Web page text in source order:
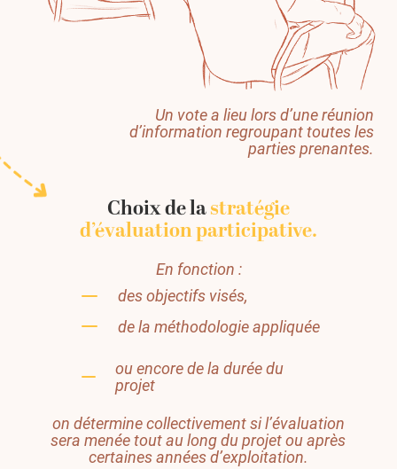
Un vote a lieu lors d’une réunion
d’information regroupant toutes les
parties prenantes.
Choix de lastratégie
d’évaluation participative.
En fonction :
des objectifs visés,
de la méthodologie appliquée
ou encore de la durée du
projet
on détermine collectivement si l’évaluation
sera menée tout au long du projet ou après
certaines années d’exploitation.